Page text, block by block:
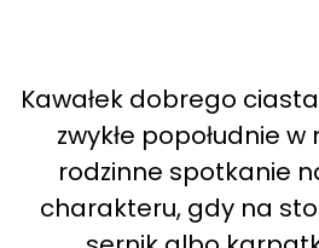
Kawałek dobrego
zwykłe popołudnie w
rodzinne spotkanie
charakteru, gdy na